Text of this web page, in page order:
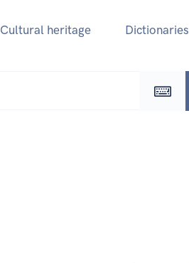
Cultural heritage Dictionaries